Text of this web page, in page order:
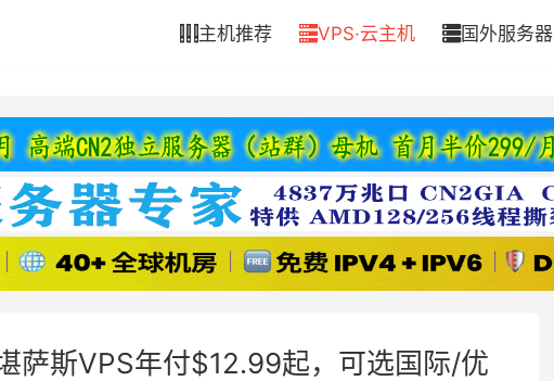
主机推荐 VPS·云主机 国外服务器
萨斯VPS年付$12.99起，可选国际/优